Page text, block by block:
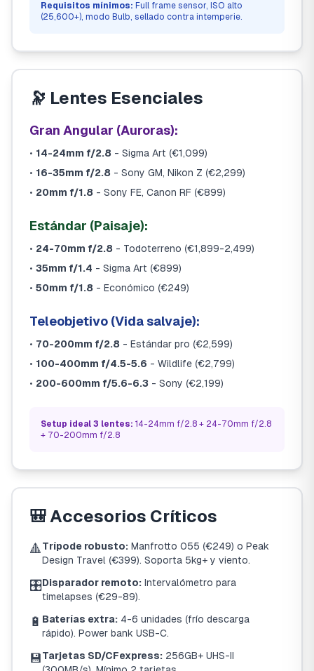
Requisitos mínimos: Full frame sensor, ISO alto
(25,600+), modo Bulb, sellado contra intemperie.
🔭 Lentes Esenciales
Gran Angular (Auroras):
• 14-24mm f/2.8 - Sigma Art (€1,099)
• 16-35mm f/2.8 - Sony GM, Nikon Z (€2,299)
• 20mm f/1.8 - Sony FE, Canon RF (€899)
Estándar (Paisaje):
• 24-70mm f/2.8 - Todoterreno (€1,899-2,499)
• 35mm f/1.4 - Sigma Art (€899)
• 50mm f/1.8 - Económico (€249)
Teleobjetivo (Vida salvaje):
• 70-200mm f/2.8 - Estándar pro (€2,599)
• 100-400mm f/4.5-5.6 - Wildlife (€2,799)
• 200-600mm f/5.6-6.3 - Sony (€2,199)
Setup ideal 3 lentes: 14-24mm f/2.8 + 24-70mm f/2.8
+ 70-200mm f/2.8
🎒 Accesorios Críticos
🔺Trípode robusto: Manfrotto 055 (€249) o Peak
Design Travel (€399). Soporta 5kg+ y viento.
🎛️Disparador remoto: Intervalómetro para
timelapses (€29-89).
🔋 Baterías extra: 4-6 unidades (frío descarga
rápido). Power bank USB-C.
💾Tarjetas SD/CFexpress: 256GB+ UHS-II